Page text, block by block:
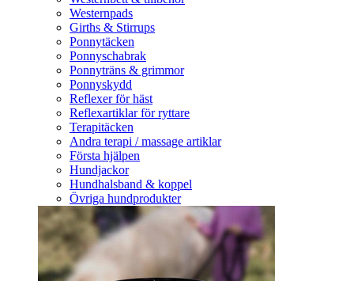
Westernpads
Girths & Stirrups
Ponnytäcken
Ponnyschabrak
Ponnyträns & grimmor
Ponnyskydd
Reflexer för häst
Reflexartiklar för ryttare
Terapitäcken
Andra terapi / massage artiklar
Första hjälpen
Hundjackor
Hundhalsband & koppel
Övriga hundprodukter